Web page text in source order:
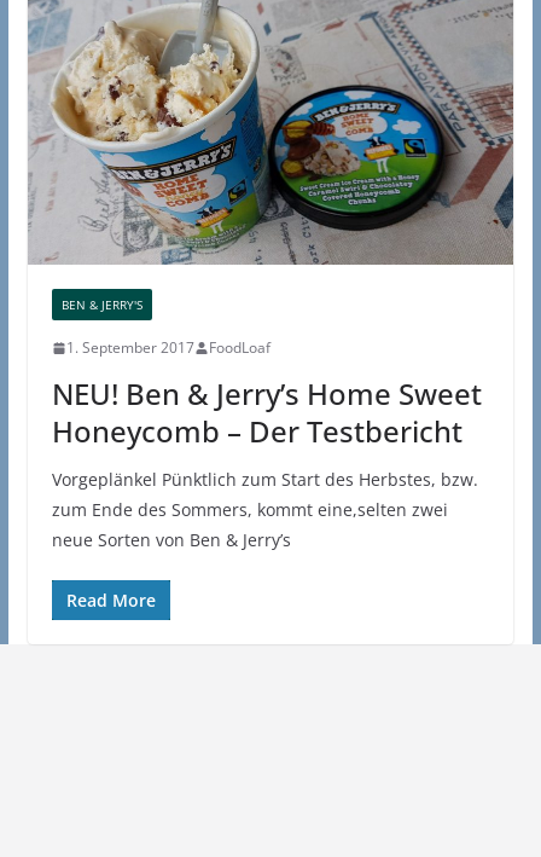
BEN & JERRY'S
1. September 2017 FoodLoaf
NEU! Ben & Jerry’s Home Sweet
Honeycomb – Der Testbericht
Vorgeplänkel Pünktlich zum Start des Herbstes, bzw.
zum Ende des Sommers, kommt eine,selten zwei
neue Sorten von Ben & Jerry’s
Read More